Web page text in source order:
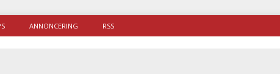
ANNONCERING RSS